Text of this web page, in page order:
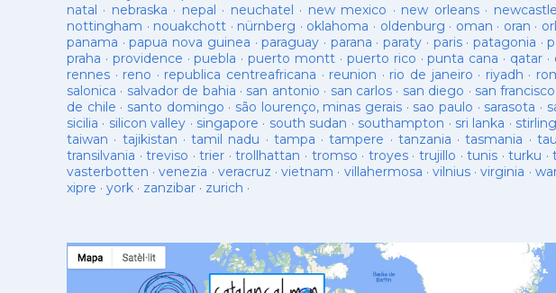
natal · nebraska · nepal · neuchatel · new mexico · new orleans·
nottingham · nouakchott · nürnberg · oklahoma · oldenburg · oman · oran ·
panama ·papua nova guinea ·paraguay · parana ·paraty · paris· patagonia ·
praha · providence ·puebla ·puerto montt · puerto rico ·punta cana · qatar ·
rennes · reno · republica centreafricana · reunion · rio de janeiro · riyadh ·
salonica · salvador de bahia · san antonio · san carlos · san diego · san francisco
de chile · santo domingo · são lourenço, minas gerais· sao paulo · sarasota ·
sicilia · silicon valley · singapore · south sudan · southampton · sri lanka · stirling
taiwan · tajikistan ·tamil nadu · tampa ·tampere · tanzania ·tasmania ·
transilvania ·treviso ·trier ·trollhattan · tromso · troyes· trujillo ·tunis ·turku ·
vasterbotten ·venezia · veracruz ·vietnam · villahermosa · vilnius·virginia ·
xipre · york · zanzibar · zurich ·